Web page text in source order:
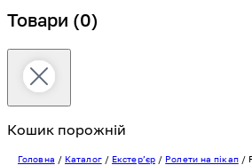
Товари (0)
Кошик порожній
Головна / Каталог/ Екстерʼєр/ Ролети на пікап/